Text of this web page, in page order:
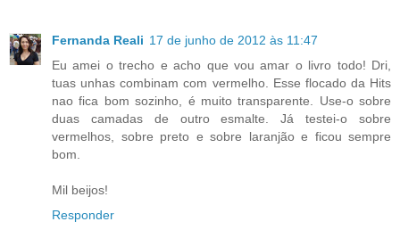
Fernanda Reali 17 de junho de 2012 às 11:47
Eu amei o trecho e acho que vou amar o livro todo! Dri,
tuas unhas combinam com vermelho. Esse flocado da Hits
nao fica bom sozinho, é muito transparente. Use-o sobre
duas camadas de outro esmalte. Já testei-o sobre
vermelhos, sobre preto e sobre laranjão e ficou sempre
bom.
Mil beijos!
Responder